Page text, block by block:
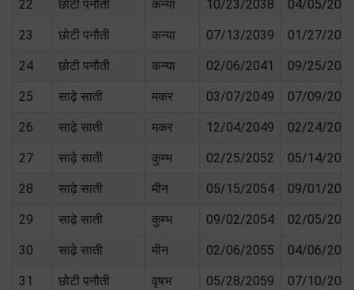
22 छोटी पनौती कन्या 10/23/2038 04/05/
23 छोटी पनौती कन्या 07/13/2039 01/27/
24 छोटी पनौती कन्या 02/06/2041 09/25/
25 साढ़े साती मकर 03/07/2049 07/09/
26 साढ़े साती मकर 12/04/2049 02/24/
27 साढ़े साती कुम्भ 02/25/2052 05/14/
28 साढ़े साती मीन 05/15/2054 09/01/
29 साढ़े साती कुम्भ 09/02/2054 02/05/
30 साढ़े साती मीन 02/06/2055 04/06/
31 छोटी पनौती वृषभ 05/28/2059 07/10/